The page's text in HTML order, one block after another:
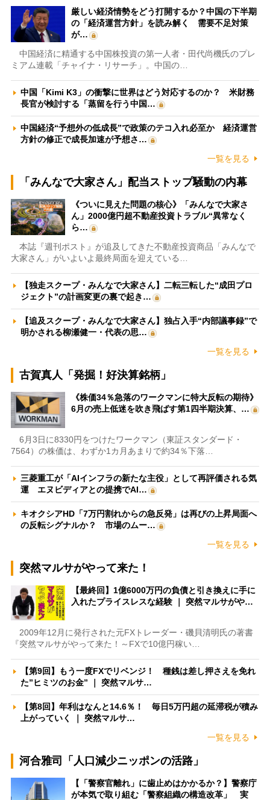
厳しい経済情勢をどう打開するか？中国の下半期
の「経済運営方針」を読み解く 需要不足対策
が…
中国経済に精通する中国株投資の第一人者・田代尚機氏のプレ
ミアム連載「チャイナ・リサーチ」。中国の…
中国「Kimi K3」の衝撃に世界はどう対応するのか？ 米財務
長官が検討する「蒸留を行う中国…
中国経済“予想外の低成長”で政策のテコ入れ必至か 経済運営
方針の修正で成長加速が予想さ…
一覧を見る
「みんなで大家さん」配当ストップ騒動の内幕
《ついに見えた問題の核心》「みんなで大家さ
ん」2000億円超不動産投資トラブル“異常なく
ら…
本誌『週刊ポスト』が追及してきた不動産投資商品「みんなで
大家さん」がいよいよ最終局面を迎えている…
【独走スクープ・みんなで大家さん】二転三転した“成田プロ
ジェクト”の計画変更の裏で起き…
【追及スクープ・みんなで大家さん】独占入手“内部議事録”で
明かされる柳瀬健一・代表の思…
一覧を見る
古賀真人「発掘！好決算銘柄」
《株価34％急落のワークマンに特大反転の期待》
6月の売上低迷を吹き飛ばす第1四半期決算、…
6月3日に8330円をつけたワークマン（東証スタンダード・
7564）の株価は、わずか1カ月あまりで約34％下落…
三菱重工が「AIインフラの新たな主役」として再評価される気
運 エヌビディアとの提携でAI…
キオクシアHD「7万円割れからの急反発」は再びの上昇局面へ
の反転シグナルか？ 市場のムー…
一覧を見る
突然マルサがやって来た！
【最終回】1億6000万円の負債と引き換えに手に
入れたプライスレスな経験 ｜ 突然マルサがや…
2009年12月に発行された元FXトレーダー・磯貝清明氏の著書
『突然マルサがやって来た！～FXで10億円稼い…
【第9回】もう一度FXでリベンジ！ 種銭は差し押さえを免れ
た”ヒミツのお金” ｜ 突然マルサ…
【第8回】年利はなんと14.6％！ 毎日5万円超の延滞税が積み
上がっていく ｜ 突然マルサ…
一覧を見る
河合雅司「人口減少ニッポンの活路」
【「警察官離れ」に歯止めはかかるか？】警察庁
が本気で取り組む「警察組織の構造改革」 実